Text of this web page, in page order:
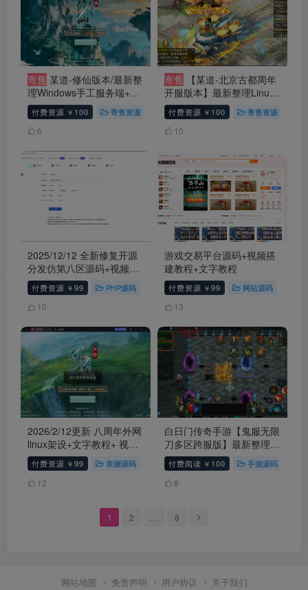
寄售 某道-修仙版本/最新整
理Windows手工服务端+安
卓苹果双端+GM管理后台
+视频教程+文字搭建教程
付费资源 ￥ 100 寄售资源 手游源码 问道 # 问道手游
6
寄售 【某道-北京古都周年
开服版本】最新整理Linux
手工服务端+安卓苹果双端
+盲盒各种礼包+宠物分类
+代理插件+代理后台+视频
付费资源 ￥ 100 寄售资源
10
2025/12/12 全新修复开源
分发仿第八区源码+视频教
程+文字教程
付费资源 ￥ 99 PHP源码
10
游戏交易平台源码+视频搭
建教程+文字教程
付费资源 ￥ 99 网站源码
13
2026/2/12更新 八周年外网
linux架设+文字教程+ 视频
教程+代理后台+发货后台
+授权玩家后台 安卓苹果双
端亲测可用
付费资源 ￥ 99 亲测源码 手游源码 问道 # 问道
12
白日门传奇手游【鬼服无限
刀多区跨服版】最新整理
Win系服务端+安卓+多区跨
服+管理后台+GM授权后台
+详细搭建教程
付费阅读 ￥ 100 手游源码
8
1 2 8
网站地图 免责声明 用户协议 关于我们